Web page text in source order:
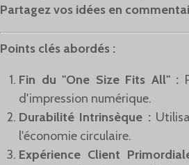
Partagez vos idées en
Points clés abordés :
Fin du "One Size Fits All" :
d'impression numérique.
Durabilité Intrinsèque :
l'économie circulaire.
Expérience Client